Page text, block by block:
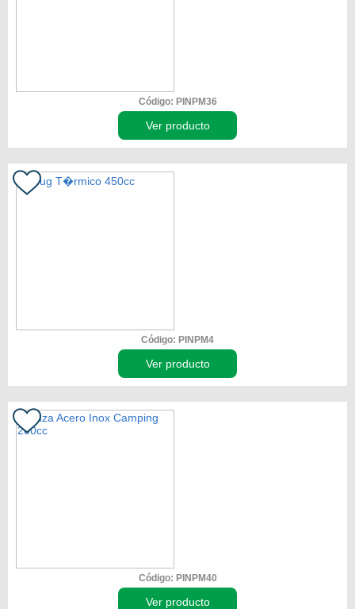
Código: PINPM36
Ver producto
Código: PINPM4
Ver producto
Código: PINPM40
Ver producto